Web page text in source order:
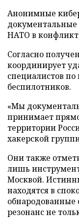
Анонимные
документальные
НАТО в
Согласно
координирует
специалистов
беспилотников.
«Мы
принимает
территории
хакерской
Они также
лишь
Москвой.
находятся в
резонанс не